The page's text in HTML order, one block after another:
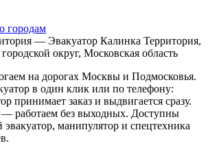
городам
— Эвакуатор Калинка Территория,
округ, Московская область
на дорогах Москвы и Подмосковья.
в один клик или по телефону:
принимает заказ и выдвигается сразу.
работаем без выходных. Доступны
эвакуатор, манипулятор и спецтехника